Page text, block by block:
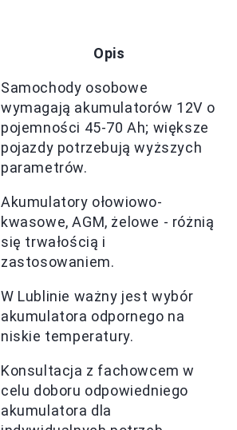
Opis
Samochody osobowe
wymagają akumulatorów 12V o
pojemności 45-70 Ah; większe
pojazdy potrzebują wyższych
parametrów.
Akumulatory ołowiowo-
kwasowe, AGM, żelowe - różnią
się trwałością i
zastosowaniem.
W Lublinie ważny jest wybór
akumulatora odpornego na
niskie temperatury.
Konsultacja z fachowcem w
celu doboru odpowiedniego
akumulatora dla